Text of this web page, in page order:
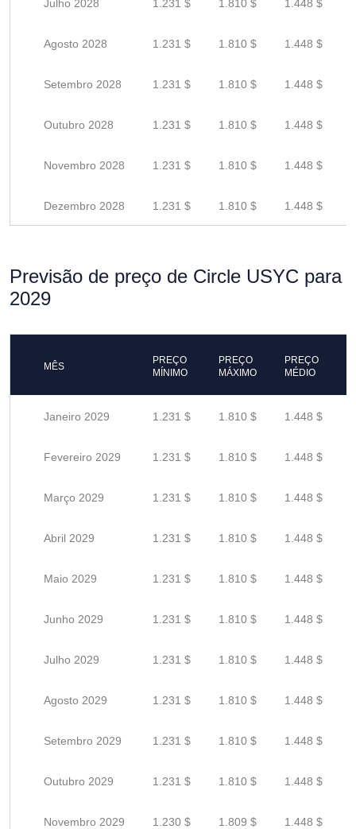
Julho 2028 1.231 $ 1.810 $ 1.448 $
Agosto 2028 1.231 $ 1.810 $ 1.448 $
Setembro 2028 1.231 $ 1.810 $ 1.448 $
Outubro 2028 1.231 $ 1.810 $ 1.448 $
Novembro 2028 1.231 $ 1.810 $ 1.448 $
Dezembro 2028 1.231 $ 1.810 $ 1.448 $
Previsão de preço de Circle USYC para
2029
MÊS
PREÇO
MÍNIMO
PREÇO
MÁXIMO
PREÇO
MÉDIO
Janeiro 2029 1.231 $ 1.810 $ 1.448 $
Fevereiro 2029 1.231 $ 1.810 $ 1.448 $
Março 2029 1.231 $ 1.810 $ 1.448 $
Abril 2029 1.231 $ 1.810 $ 1.448 $
Maio 2029 1.231 $ 1.810 $ 1.448 $
Junho 2029 1.231 $ 1.810 $ 1.448 $
Julho 2029 1.231 $ 1.810 $ 1.448 $
Agosto 2029 1.231 $ 1.810 $ 1.448 $
Setembro 2029 1.231 $ 1.810 $ 1.448 $
Outubro 2029 1.231 $ 1.810 $ 1.448 $
Novembro 2029 1.230 $ 1.809 $ 1.448 $